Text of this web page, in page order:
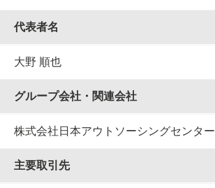
代表者名
大野 順也
グループ会社・関連会社
株式会社日本アウトソーシングセンター
主要取引先